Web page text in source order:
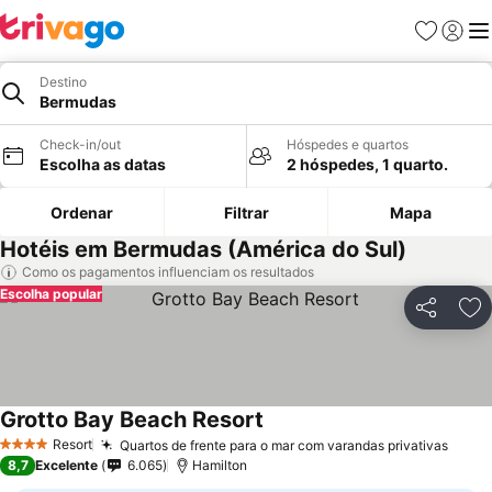
Favoritos
Iniciar
Destino
Bermudas
Check-in/out
Escolha as datas
Hóspedes e quartos
2 hóspedes, 1 quarto.
Ordenar Filtrar Mapa
Hotéis em Bermudas (América do Sul)
Como os pagamentos influenciam os resultados
Partilhar
Escolha popular
4 EstrelasResort Quartos de frente para o mar com varandas privativas
Grotto Bay Beach Resort
8,7 Excelente 6.065 Hamilton